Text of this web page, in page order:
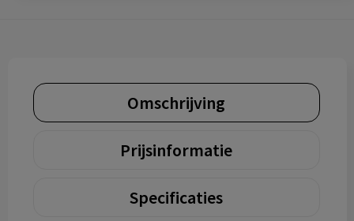
Omschrijving
Prijsinformatie
Specificaties